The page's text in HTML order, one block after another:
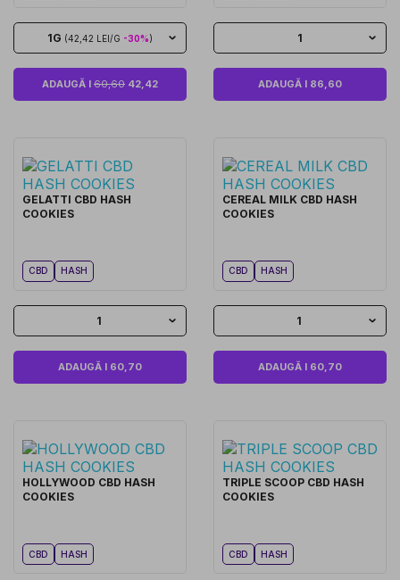
1G (42,42 LEI/G -30%)
ADAUGĂ I 60,60 42,42
1
ADAUGĂ I 86,60
GELATTI CBD HASH
COOKIES
CBD HASH
1
ADAUGĂ I 60,70
CEREAL MILK CBD HASH
COOKIES
CBD HASH
1
ADAUGĂ I 60,70
HOLLYWOOD CBD HASH
COOKIES
CBD HASH
TRIPLE SCOOP CBD HASH
COOKIES
CBD HASH